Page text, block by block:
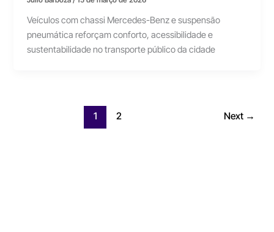
Veículos com chassi Mercedes-Benz e suspensão
pneumática reforçam conforto, acessibilidade e
sustentabilidade no transporte público da cidade
1 2 Next →